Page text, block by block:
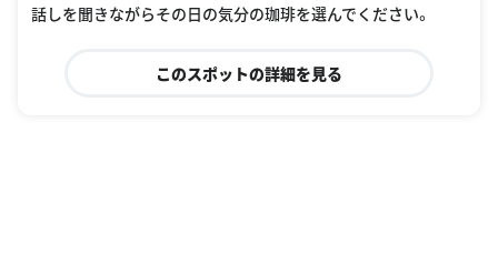
話しを聞きながらその日の気分の珈琲を選んでください。
このスポットの詳細を見る